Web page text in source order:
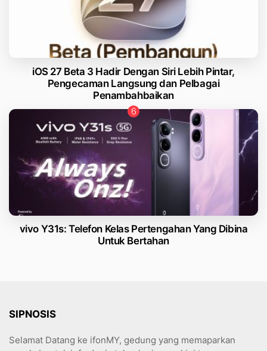
iOS 27 Beta 3 Hadir Dengan Siri Lebih Pintar,
Pengecaman Langsung dan Pelbagai
Penambahbaikan
vivo Y31s: Telefon Kelas Pertengahan Yang Dibina
Untuk Bertahan
SIPNOSIS
Selamat Datang ke ifonMY, gedung yang memaparkan